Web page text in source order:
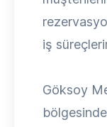
iş
Göksoy